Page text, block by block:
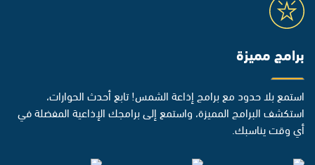
برامج مميزة
استمع بلا حدود مع برامج إذاعة الشمس! تابع أحدث الحوارات،
استكشف البرامج المميزة، واستمع إلى برامجك الإذاعية المفضلة في
أي وقت يناسبك.